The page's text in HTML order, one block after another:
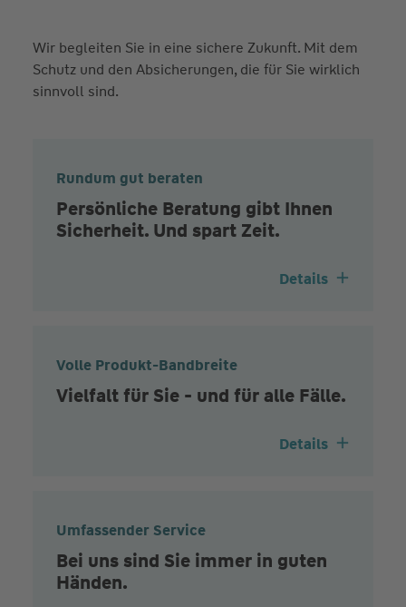
Wir begleiten Sie in eine sichere Zukunft. Mit dem
Schutz und den Absicherungen, die für Sie wirklich
sinnvoll sind.
Rundum gut beraten
Persönliche Beratung gibt Ihnen
Sicherheit. Und spart Zeit.
Details
Volle Produkt-Bandbreite
Vielfalt für Sie - und für alle Fälle.
Details
Umfassender Service
Bei uns sind Sie immer in guten
Händen.